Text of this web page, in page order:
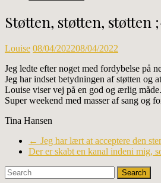
Støtten, støtten, støtten
Louise 08/04/202208/04/2022
Jeg ledte efter noget med fordybelse på
Jeg har indset betydningen af støtten og
Louise viser vej på en god og ærlig
Super weekend med masser af sang og
Tina Hansen
← Jeg har lært at acceptere den
Der er skabt en kanal indeni mig,